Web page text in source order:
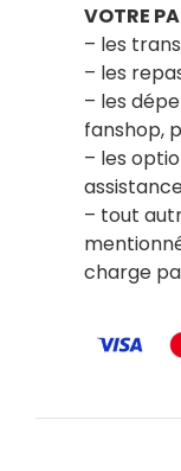
VOTRE
– les
– les
– les
fanshop,
– les
– tout
charge